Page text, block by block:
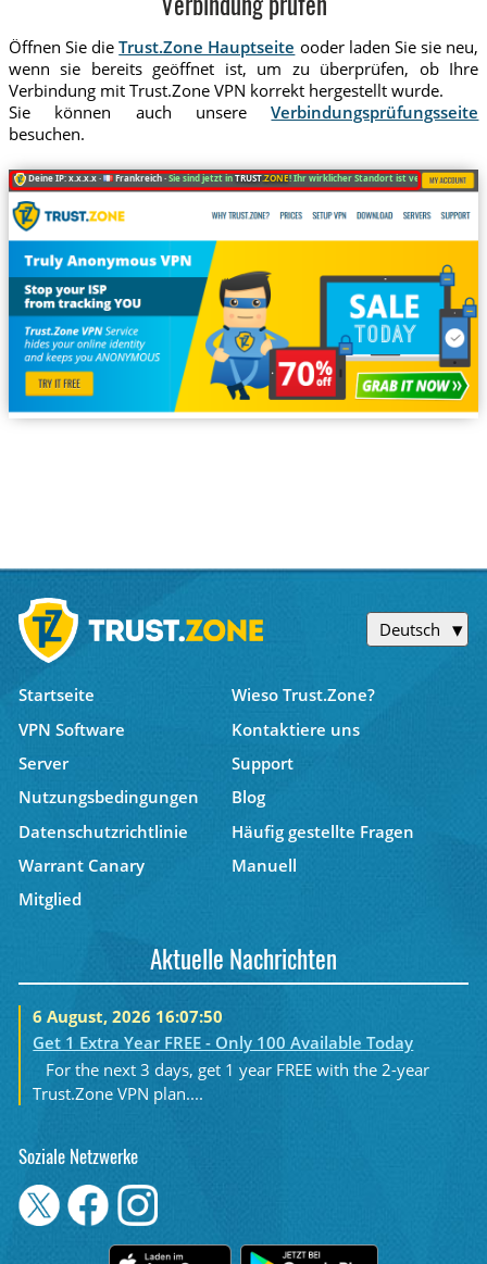
Verbindung prüfen
Öffnen Sie dieTrust.Zone Hauptseite ooder laden Sie sie neu,
wenn sie bereits geöffnet ist, um zu überprüfen, ob Ihre
Verbindung mit Trust.Zone VPN korrekt hergestellt wurde.
Sie können auch unsereVerbindungsprüfungsseite
besuchen.
Deine IP: x.x.x.x · Frankreich ·Sie sind jetzt inTRUST.ZONE! Ihr wirklicher Standort ist versteckt!
Deutsch
Startseite
Wieso Trust.Zone?
VPN Software
Kontaktiere uns
Server
Support
Nutzungsbedingungen
Blog
Datenschutzrichtlinie
Häufig gestellte Fragen
Warrant Canary
Manuell
Mitglied
Aktuelle Nachrichten
6 August, 2026 16:07:50
Get 1 Extra Year FREE - Only 100 Available Today
For the next 3 days, get 1 year FREE with the 2-year
Trust.Zone VPN plan....
Soziale Netzwerke